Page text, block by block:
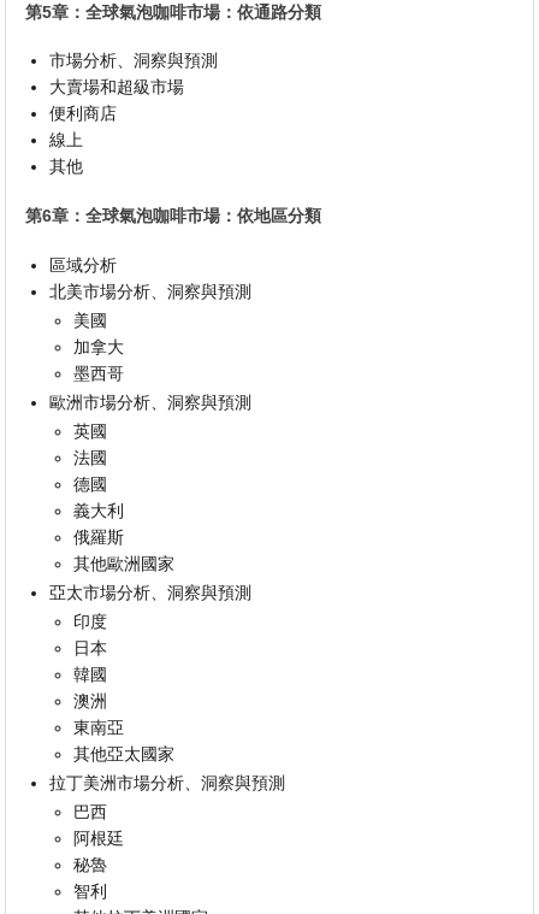
第5章：全球氣泡咖啡市場：依通路分類
市場分析、洞察與預測
大賣場和超級市場
便利商店
線上
其他
第6章：全球氣泡咖啡市場：依地區分類
區域分析
北美市場分析、洞察與預測
美國
加拿大
墨西哥
歐洲市場分析、洞察與預測
英國
法國
德國
義大利
俄羅斯
其他歐洲國家
亞太市場分析、洞察與預測
印度
日本
韓國
澳洲
東南亞
其他亞太國家
拉丁美洲市場分析、洞察與預測
巴西
阿根廷
秘魯
智利